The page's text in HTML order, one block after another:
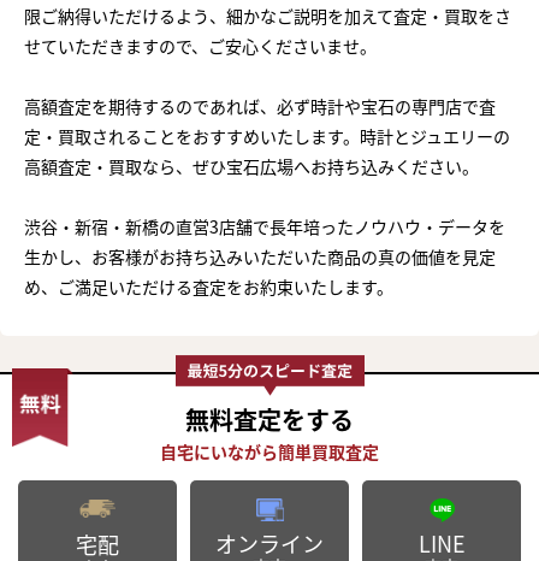
限ご納得いただけるよう、細かなご説明を加えて査定・買取をさ
せていただきますので、ご安心くださいませ。
高額査定を期待するのであれば、必ず時計や宝石の専門店で査
定・買取されることをおすすめいたします。時計とジュエリーの
高額査定・買取なら、ぜひ宝石広場へお持ち込みください。
渋谷・新宿・新橋の直営3店舗で長年培ったノウハウ・データを
生かし、お客様がお持ち込みいただいた商品の真の価値を見定
め、ご満足いただける査定をお約束いたします。
無料査定をする
宅配 オンライン LINE